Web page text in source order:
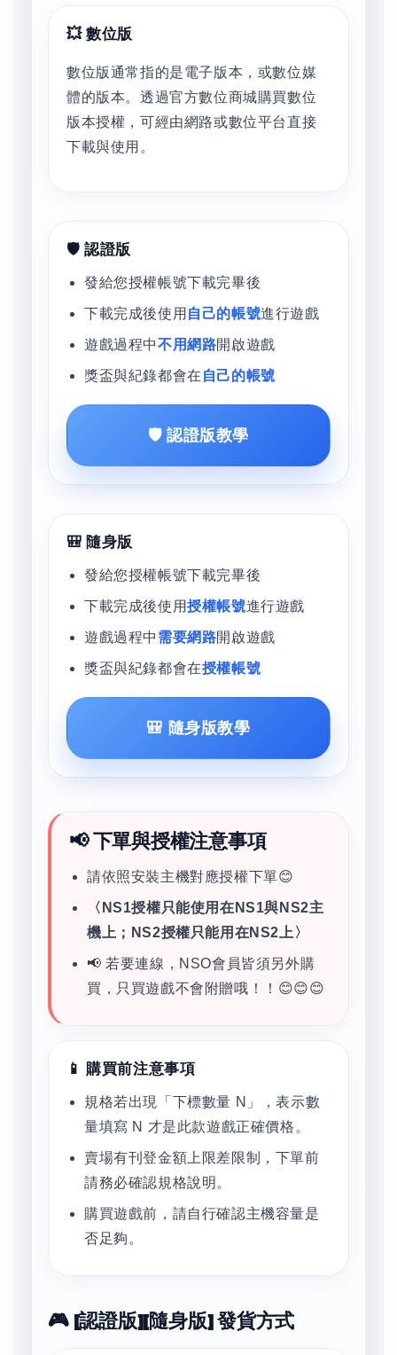
💥 數位版
數位版通常指的是電子版本，或數位媒
體的版本。透過官方數位商城購買數位
版本授權，可經由網路或數位平台直接
下載與使用。
🛡️ 認證版
發給您授權帳號下載完畢後
下載完成後使用 自己的帳號進行遊戲
遊戲過程中不用網路開啟遊戲
獎盃與紀錄都會在 自己的帳號
🛡️ 認證版教學
🎒 隨身版
發給您授權帳號下載完畢後
下載完成後使用授權帳號進行遊戲
遊戲過程中 需要網路開啟遊戲
獎盃與紀錄都會在授權帳號
🎒 隨身版教學
📢 下單與授權注意事項
請依照安裝主機對應授權下單😊
〈NS1授權只能使用在NS1與NS2主
機上；NS2授權只能用在NS2上〉
📢 若要連線，NSO會員皆須另外購
買，只買遊戲不會附贈哦！！😊😊😊
📱 購買前注意事項
規格若出現「下標數量 N」，表示數
量填寫 N 才是此款遊戲正確價格。
賣場有刊登金額上限差限制，下單前
請務必確認規格說明。
購買遊戲前，請自行確認主機容量是
否足夠。
🎮 [認證版][隨身版] 發貨方式